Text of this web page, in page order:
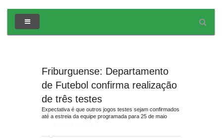
Friburguense: Departamento
de Futebol confirma realização
de três testes
Expectativa é que outros jogos testes sejam confirmados
até a estreia da equipe programada para 25 de maio